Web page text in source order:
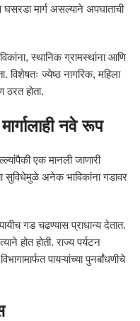
मार्ग असल्याने अपघाताची
स्थानिक ग्रामस्थांना आणि
विशेषतः ज्येष्ठ नागरिक, महिला
ठरत होता.
नवे रूप
एक मानली जाणारी
अनेक भाविकांना गडावर
गड चढण्यास प्राधान्य देतात.
होत होती. राज्य पर्यटन
पायऱ्यांच्या पुनर्बांधणीचे